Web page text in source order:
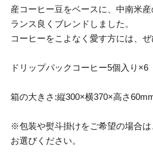
産コーヒー豆をベースに、中南米
ランス良くブレンドしました。
コーヒーをこよなく愛す方には、ぜ
ドリップパックコーヒー5個入り×6
箱の大きさ:縦300×横370×高さ
※包装や熨斗掛けをご希望の場合は
お選びください。